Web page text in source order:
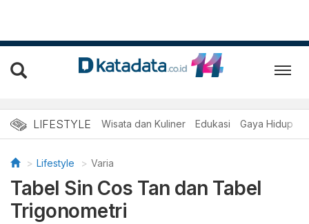
LIFESTYLE Wisata dan Kuliner Edukasi Gaya Hidup
Lifestyle Varia
Tabel Sin Cos Tan dan Tabel
Trigonometri